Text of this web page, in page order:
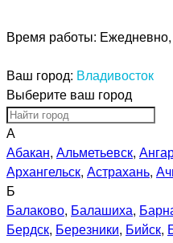
Время работы:
Ваш город: Владивосток
Выберите ваш город
А
Абакан, Альметьевск,
Архангельск, Астрахань,
Б
Балаково, Балашиха,
Бердск, Березники, Бийск,